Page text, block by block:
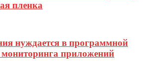
пленка
нуждается в программной
приложений